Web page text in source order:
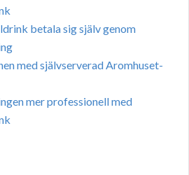
betala sig själv genom
med självserverad Aromhuset-
mer professionell med